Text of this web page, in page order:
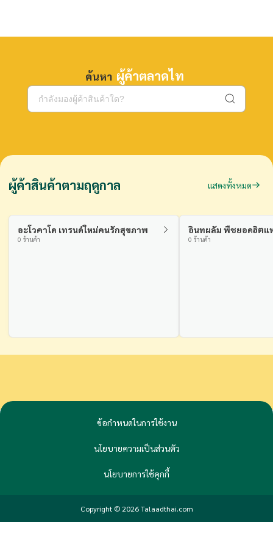
ค้นหา ผู้ค้าตลาดไท
ผู้ค้าสินค้าตามฤดูกาล แสดงทั้งหมด
อะโวคาโด เทรนด์ใหม่คนรักสุขภาพ
0 ร้านค้า
อินทผลัม พืชยอดฮิตแ
0 ร้านค้า
ข้อกำหนดในการใช้งาน
นโยบายความเป็นส่วนตัว
นโยบายการใช้คุกกี้
Copyright © 2026 Talaadthai.com